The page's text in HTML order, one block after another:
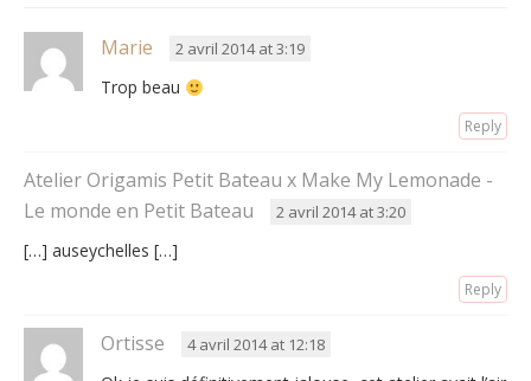
Marie 2 avril 2014 at 3:19
Trop beau
Reply
Atelier Origamis Petit Bateau x Make My Lemonade -
Le monde en Petit Bateau
2 avril 2014 at 3:20
[…] auseychelles […]
Reply
Ortisse 4 avril 2014 at 12:18